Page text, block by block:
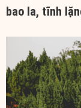
bao la, tĩnh